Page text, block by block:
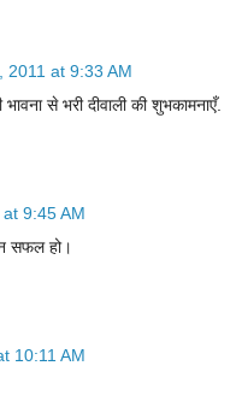
2011 at 9:33 AM
से भरी दीवाली की शुभकामनाएँ.
9:45 AM
सफल हो।
10:11 AM